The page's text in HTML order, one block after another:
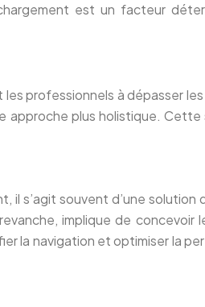
est un facteur
professionnels à dépasser
approche plus holistique.
s’agit souvent d’une solution
implique de
la navigation et optimiser la